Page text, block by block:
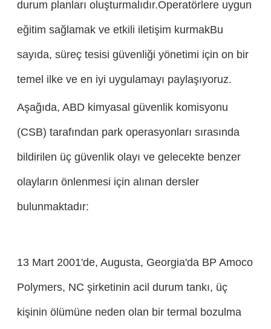
durum planları oluşturmalıdır.Operatörlere uygun
eğitim sağlamak ve etkili iletişim kurmakBu
sayıda, süreç tesisi güvenliği yönetimi için on bir
temel ilke ve en iyi uygulamayı paylaşıyoruz.
Aşağıda, ABD kimyasal güvenlik komisyonu
(CSB) tarafından park operasyonları sırasında
bildirilen üç güvenlik olayı ve gelecekte benzer
olayların önlenmesi için alınan dersler
bulunmaktadır:
13 Mart 2001'de, Augusta, Georgia'da BP Amoco
Polymers, NC şirketinin acil durum tankı, üç
kişinin ölümüne neden olan bir termal bozulma